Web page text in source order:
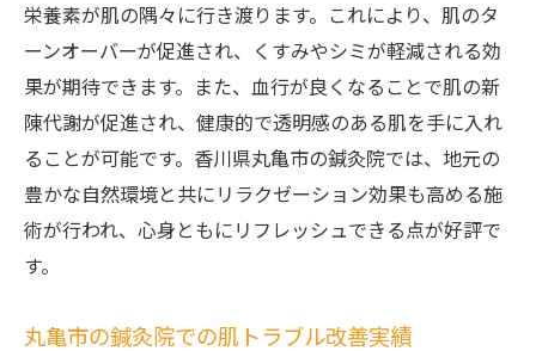
栄養素が肌の隅々に行き渡ります。これにより、肌のタ
ーンオーバーが促進され、くすみやシミが軽減される効
果が期待できます。また、血行が良くなることで肌の新
陳代謝が促進され、健康的で透明感のある肌を手に入れ
ることが可能です。香川県丸亀市の鍼灸院では、地元の
豊かな自然環境と共にリラクゼーション効果も高める施
術が行われ、心身ともにリフレッシュできる点が好評で
す。
丸亀市の鍼灸院での肌トラブル改善実績